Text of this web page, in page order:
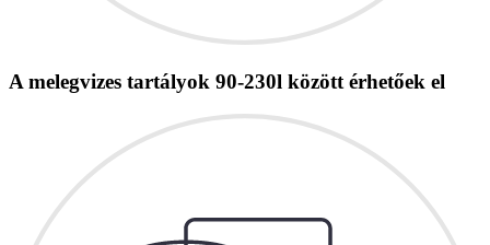
A melegvizes tartályok 90-230l között érhetőek el